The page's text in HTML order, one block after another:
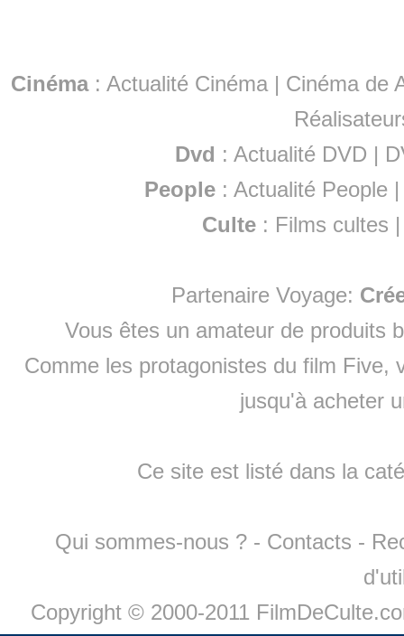
Cinéma: Actualité Cinéma | Cinéma de
Dvd : Actualité DVD |
People :Actualité People
Culte : Films cultes
Partenaire Voyage:
Vous êtes un amateur de produits
Comme les protagonistes du film Five,
jusqu'à acheter
Ce site est listé dans la
Qui sommes-nous ? - Contacts -
Copyright © 2000-2011